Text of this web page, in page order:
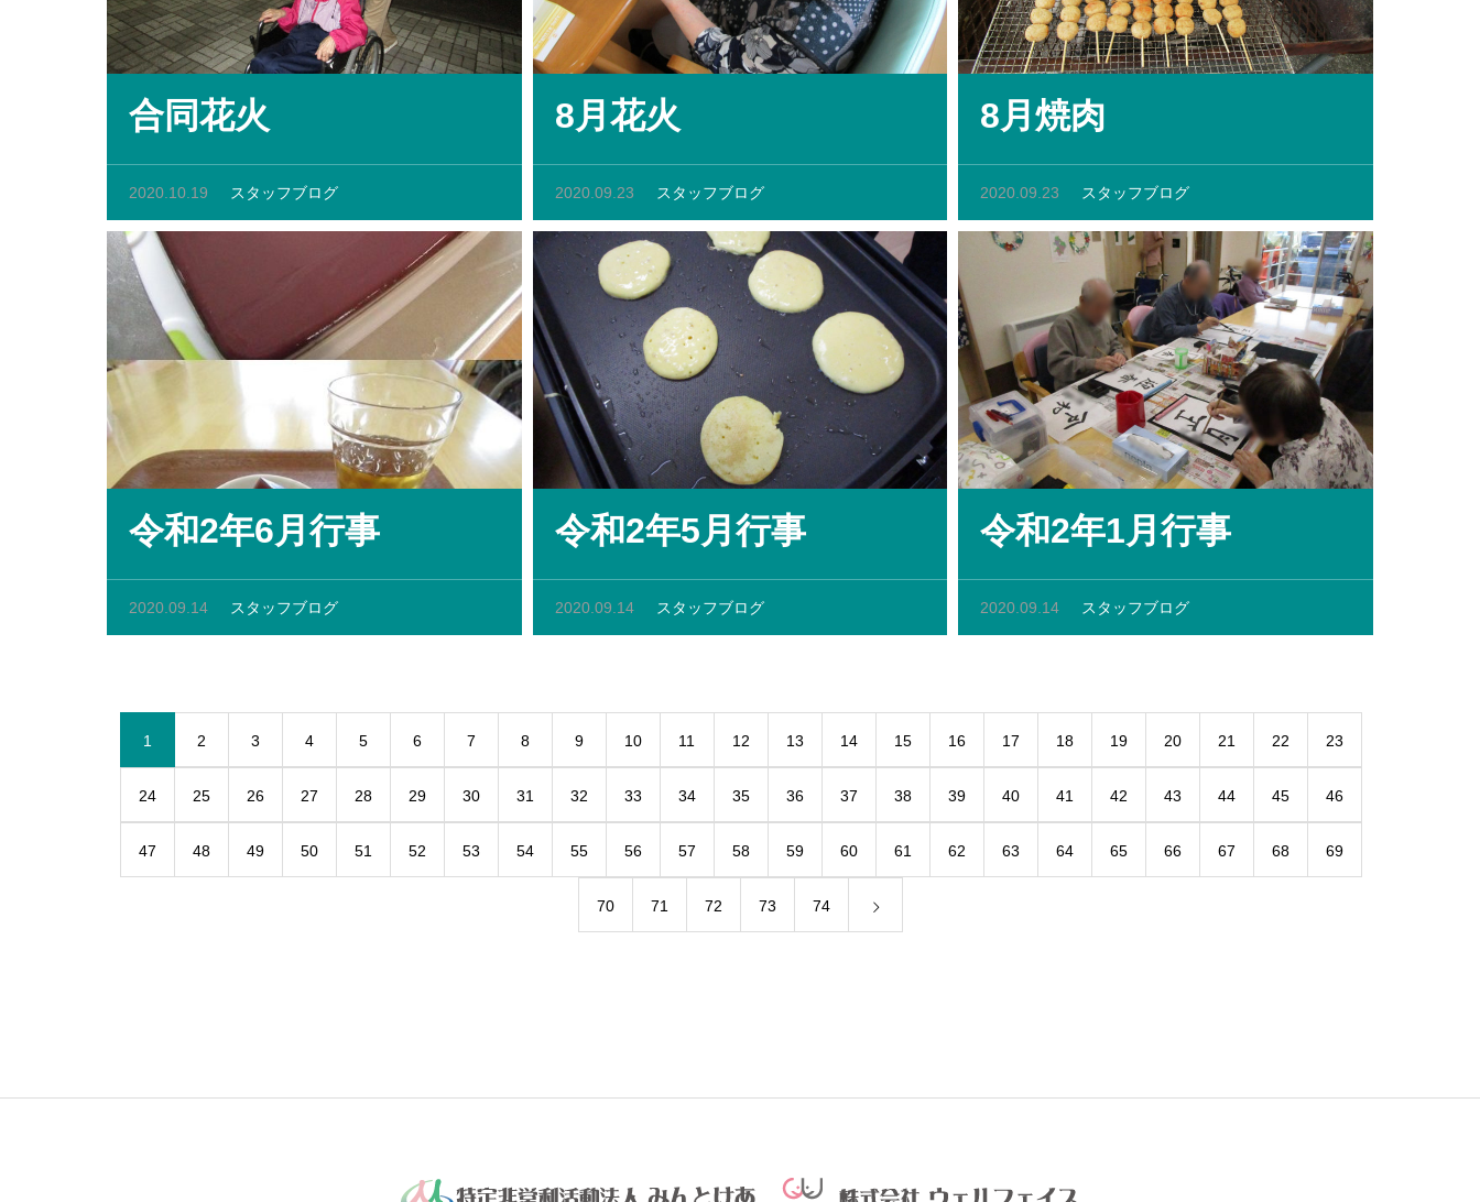
合同花火
2020.10.19 スタッフブログ
8月花火
2020.09.23 スタッフブログ
8月焼肉
2020.09.23 スタッフブログ
令和2年6月行事
2020.09.14 スタッフブログ
令和2年5月行事
2020.09.14 スタッフブログ
令和2年1月行事
2020.09.14 スタッフブログ
1 2 3 4 5 6 7 8 9 10 11 12 13 14 15 16 17 18 19 20 21 22 23
24 25 26 27 28 29 30 31 32 33 34 35 36 37 38 39 40 41 42 43 44 45 46
47 48 49 50 51 52 53 54 55 56 57 58 59 60 61 62 63 64 65 66 67 68 69
70 71 72 73 74